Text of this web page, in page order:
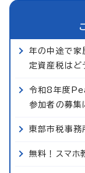
年の中途で家
定資産税は
令和8年度
参加者の募集
東部市税事務
無料！スマホ